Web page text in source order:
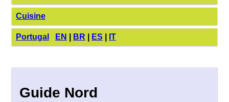
Cuisine
Portugal EN BR ES IT
Guide Nord